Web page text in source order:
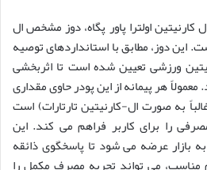
اولترا پاور پگاه، دوز مشخص ال
این دوز، مطابق با استانداردهای توصیه
ورزشی تعیین شده است تا اثربخشی
معمولاً هر پیمانه از این پودر حاوی مقداری
به صورت ال-کارنیتین تارتارات) است
را برای کاربر فراهم می کند. این
بازار عرضه می شود تا پاسخگوی ذائقه
مناسب، می تواند تجربه مصرف مکمل را